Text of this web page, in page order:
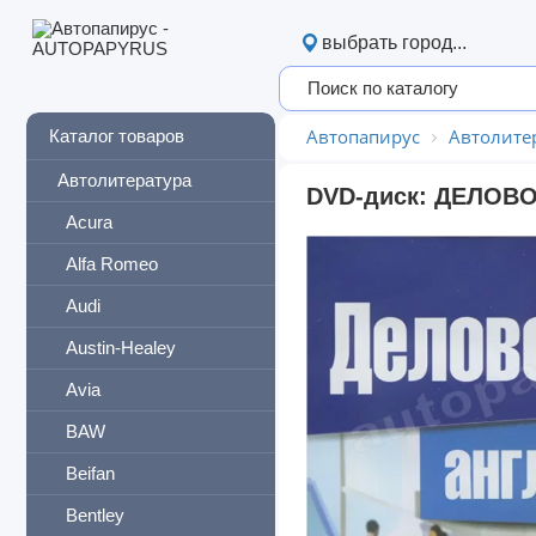
Каталог товаров
Автолитература
Acura
Alfa Romeo
Audi
Austin-Healey
Avia
BAW
Beifan
Bentley
выбрать город...
Автопапирус
DVD-диск: